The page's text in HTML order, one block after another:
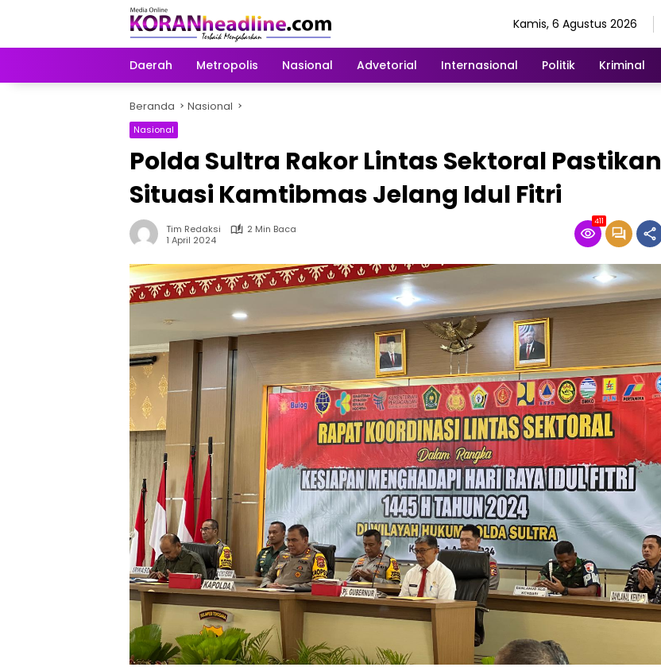
Kamis, 6 Agustus 2026
Daerah Metropolis Nasional Advetorial Internasional Politik Kriminal
Beranda Nasional
Nasional
Polda Sultra Rakor Lintas Sektoral Pastikan
Situasi Kamtibmas Jelang Idul Fitri
Tim Redaksi
2 Min Baca
1 April 2024
411